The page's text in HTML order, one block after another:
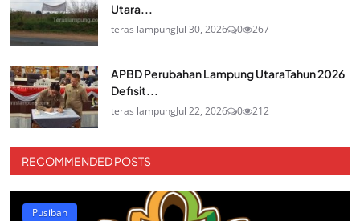
Utara...
teras lampungJul 30, 2026 0 267
APBD Perubahan Lampung UtaraTahun 2026
Defisit...
teras lampungJul 22, 2026 0 212
RECOMMENDED POSTS
Pusiban